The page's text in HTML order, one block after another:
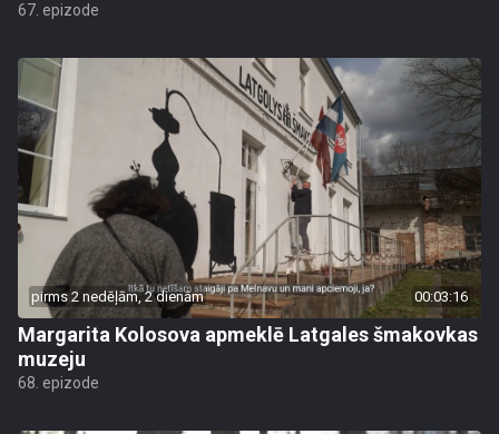
67. epizode
pirms 2 nedēļām, 2 dienām 00:03:16
Margarita Kolosova apmeklē Latgales šmakovkas
muzeju
68. epizode